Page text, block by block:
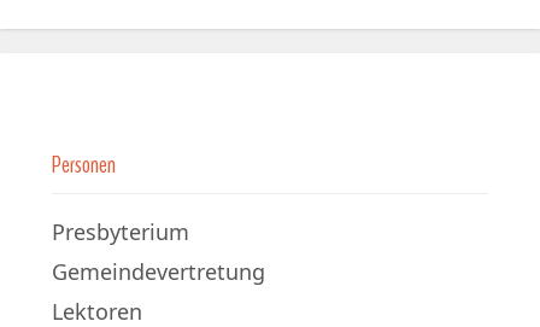
Personen
Presbyterium
Gemeindevertretung
Lektoren